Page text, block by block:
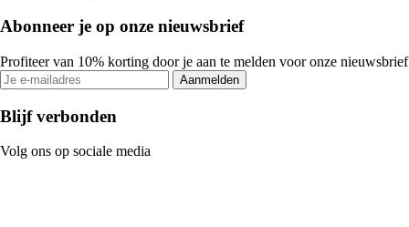
Abonneer je op onze nieuwsbrief
Profiteer van 10% korting door je aan te melden voor onze nieuwsbrief
Aanmelden
Blijf verbonden
Volg ons op sociale media